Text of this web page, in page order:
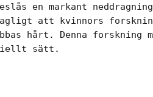
en markant
att kvinnors
hårt. Denna forskning
sätt.